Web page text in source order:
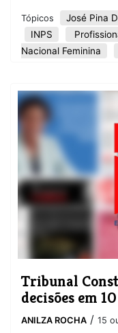
Tópicos José Pina
INPS
Nacional Feminina
Tribunal
decisões em
ANILZA ROCHA / 15